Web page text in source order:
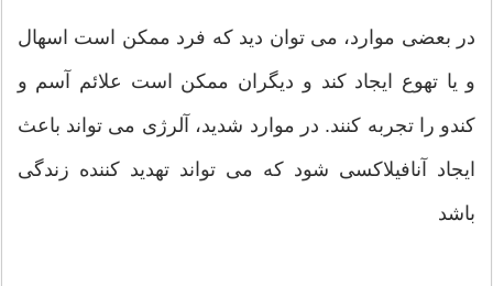
در بعضی موارد، می توان دید که فرد ممکن است اسهال
و یا تهوع ایجاد کند و دیگران ممکن است علائم آسم و
کندو را تجربه کنند. در موارد شدید، آلرژی می تواند باعث
ایجاد آنافیلاکسی شود که می تواند تهدید کننده زندگی
باشد